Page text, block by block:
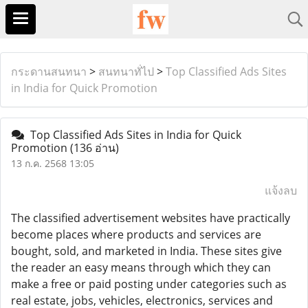
กระดานสนทนา > สนทนาทั่ไป >Top Classified Ads Sites
in India for Quick Promotion
Top Classified Ads Sites in India for Quick
Promotion (136 อ่าน)
13 ก.ค. 2568 13:05
แจ้งลบ
The classified advertisement websites have practically
become places where products and services are
bought, sold, and marketed in India. These sites give
the reader an easy means through which they can
make a free or paid posting under categories such as
real estate, jobs, vehicles, electronics, services and